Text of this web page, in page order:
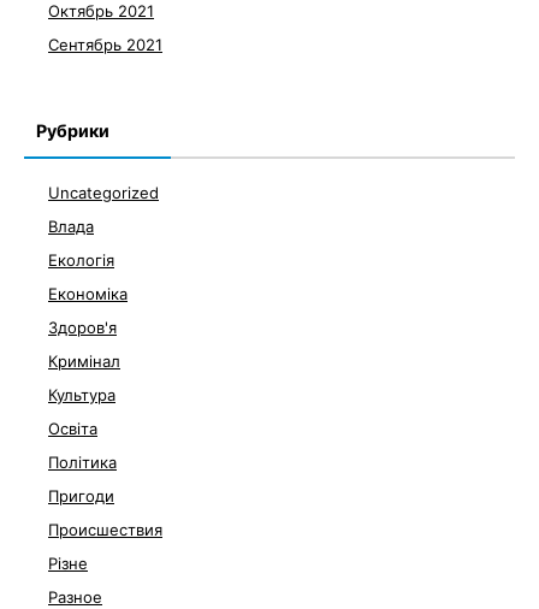
Октябрь 2021
Сентябрь 2021
Рубрики
Uncategorized
Влада
Екологія
Економіка
Здоров'я
Кримінал
Культура
Освіта
Політика
Пригоди
Происшествия
Різне
Разное